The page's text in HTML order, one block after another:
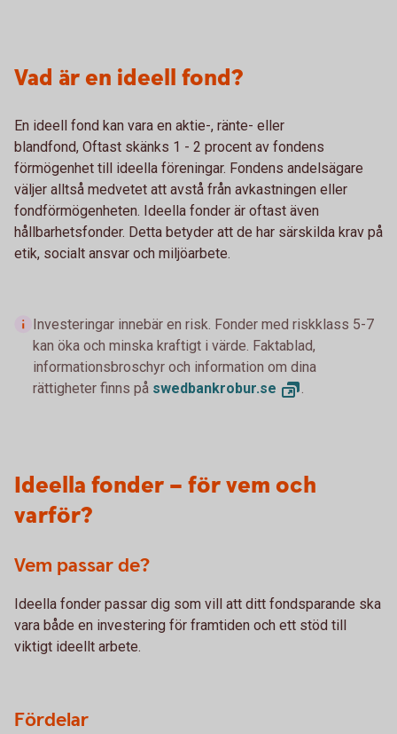
Vad är en ideell fond?
En ideell fond kan vara en aktie-, ränte- eller
blandfond, Oftast skänks 1 - 2 procent av fondens
förmögenhet till ideella föreningar. Fondens andelsägare
väljer alltså medvetet att avstå från avkastningen eller
fondförmögenheten. Ideella fonder är oftast även
hållbarhetsfonder. Detta betyder att de har särskilda krav på
etik, socialt ansvar och miljöarbete.
Investeringar innebär en risk. Fonder med riskklass 5-7
kan öka och minska kraftigt i värde. Faktablad,
informationsbroschyr och information om dina
rättigheter finns på swedbankrobur.se .
Ideella fonder – för vem och
varför?
Vem passar de?
Ideella fonder passar dig som vill att ditt fondsparande ska
vara både en investering för framtiden och ett stöd till
viktigt ideellt arbete.
Fördelar